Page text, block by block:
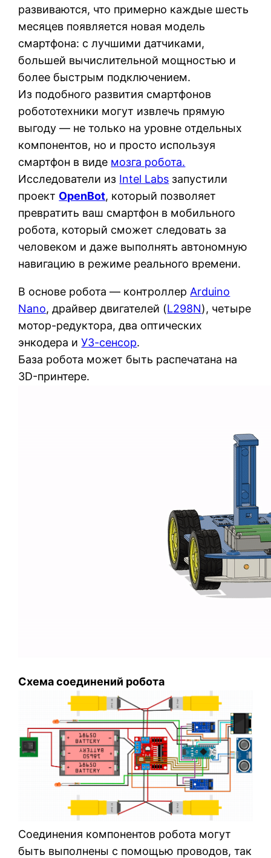
развиваются, что примерно каждые шесть
месяцев появляется новая модель
смартфона: с лучшими датчиками,
большей вычислительной мощностью и
более быстрым подключением.
Из подобного развития смартфонов
робототехники могут извлечь прямую
выгоду — не только на уровне отдельных
компонентов, но и просто используя
смартфон в виде мозга робота.
Исследователи из Intel Labs запустили
проект OpenBot, который позволяет
превратить ваш смартфон в мобильного
робота, который сможет следовать за
человеком и даже выполнять автономную
навигацию в режиме реального времени.
В основе робота — контроллерArduino
Nano, драйвер двигателей (L298N), четыре
мотор-редуктора, два оптических
энкодера иУЗ-сенсор.
База робота может быть распечатана на
3D-принтере.
Схема соединений робота
Соединения компонентов робота могут
быть выполнены с помощью проводов, так